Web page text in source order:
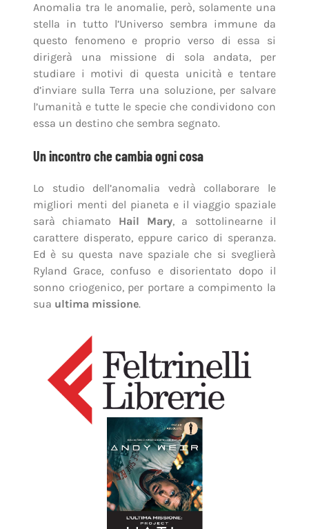
Anomalia tra le anomalie, però, solamente una
stella in tutto l’Universo sembra immune da
questo fenomeno e proprio verso di essa si
dirigerà una missione di sola andata, per
studiare i motivi di questa unicità e tentare
d’inviare sulla Terra una soluzione, per salvare
l’umanità e tutte le specie che condividono con
essa un destino che sembra segnato.
Un incontro che cambia ogni cosa
Lo studio dell’anomalia vedrà collaborare le
migliori menti del pianeta e il viaggio spaziale
sarà chiamato Hail Mary, a sottolinearne il
carattere disperato, eppure carico di speranza.
Ed è su questa nave spaziale che si sveglierà
Ryland Grace, confuso e disorientato dopo il
sonno criogenico, per portare a compimento la
sua ultima missione.